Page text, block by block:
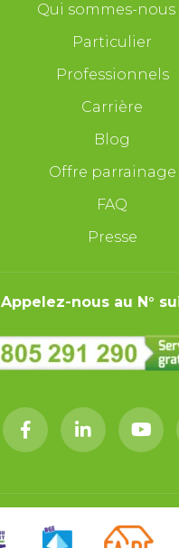
Qui sommes-nous
Particulier
Professionnels
Carrière
Blog
Offre parrainage
FAQ
Presse
Appelez-nous au N°